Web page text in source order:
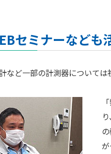
セミナーなども
など一部の計測器について